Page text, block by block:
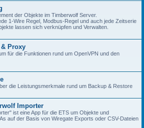
der Objekte im Timberwolf Server.
1-Wire Regel, Modbus-Regel und auch jede Zeitserie
lassen sich verknüpfen und Verwalten.
Proxy
für die Funktionen rund um OpenVPN und den
die Leistungsmerkmale rund um Backup & Restore
Importer
ist eine App für die ETS um Objekte und
auf der Basis von Wiregate Exports oder CSV-Dateien